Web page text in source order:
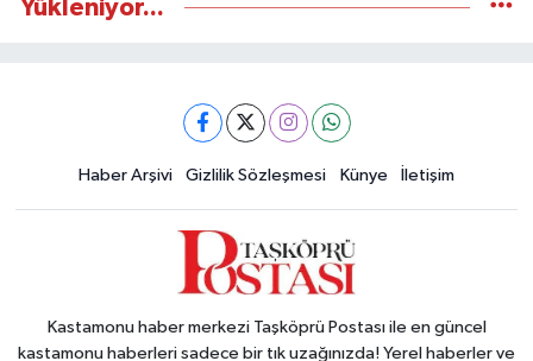
Yükleniyor...
Haber Arşivi Gizlilik Sözleşmesi Künye İletişim
Kastamonu haber merkezi Taşköprü Postası ile en güncel
kastamonu haberleri sadece bir tık uzağınızda! Yerel haberler ve